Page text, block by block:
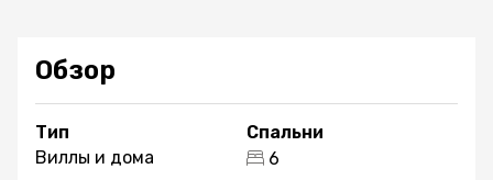
Обзор
Тип
Виллы и дома
Спальни
6